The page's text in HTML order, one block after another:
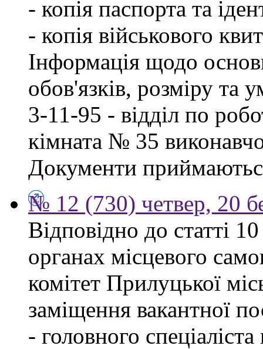
- копія паспорта та
- копія військового
Інформація щодо
обов'язків, розміру та
3-11-95 - відділ по
кімната № 35
Документи
№ 12 (730) четвер, 20
Відповідно до статті
органах місцевого
комітет Прилуцької
заміщення вакантної
- головного